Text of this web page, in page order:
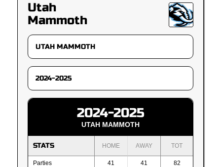
Utah
Mammoth
2024-2025
UTAH MAMMOTH
STATS HOME AWAY TOT
Parties 41 41 82